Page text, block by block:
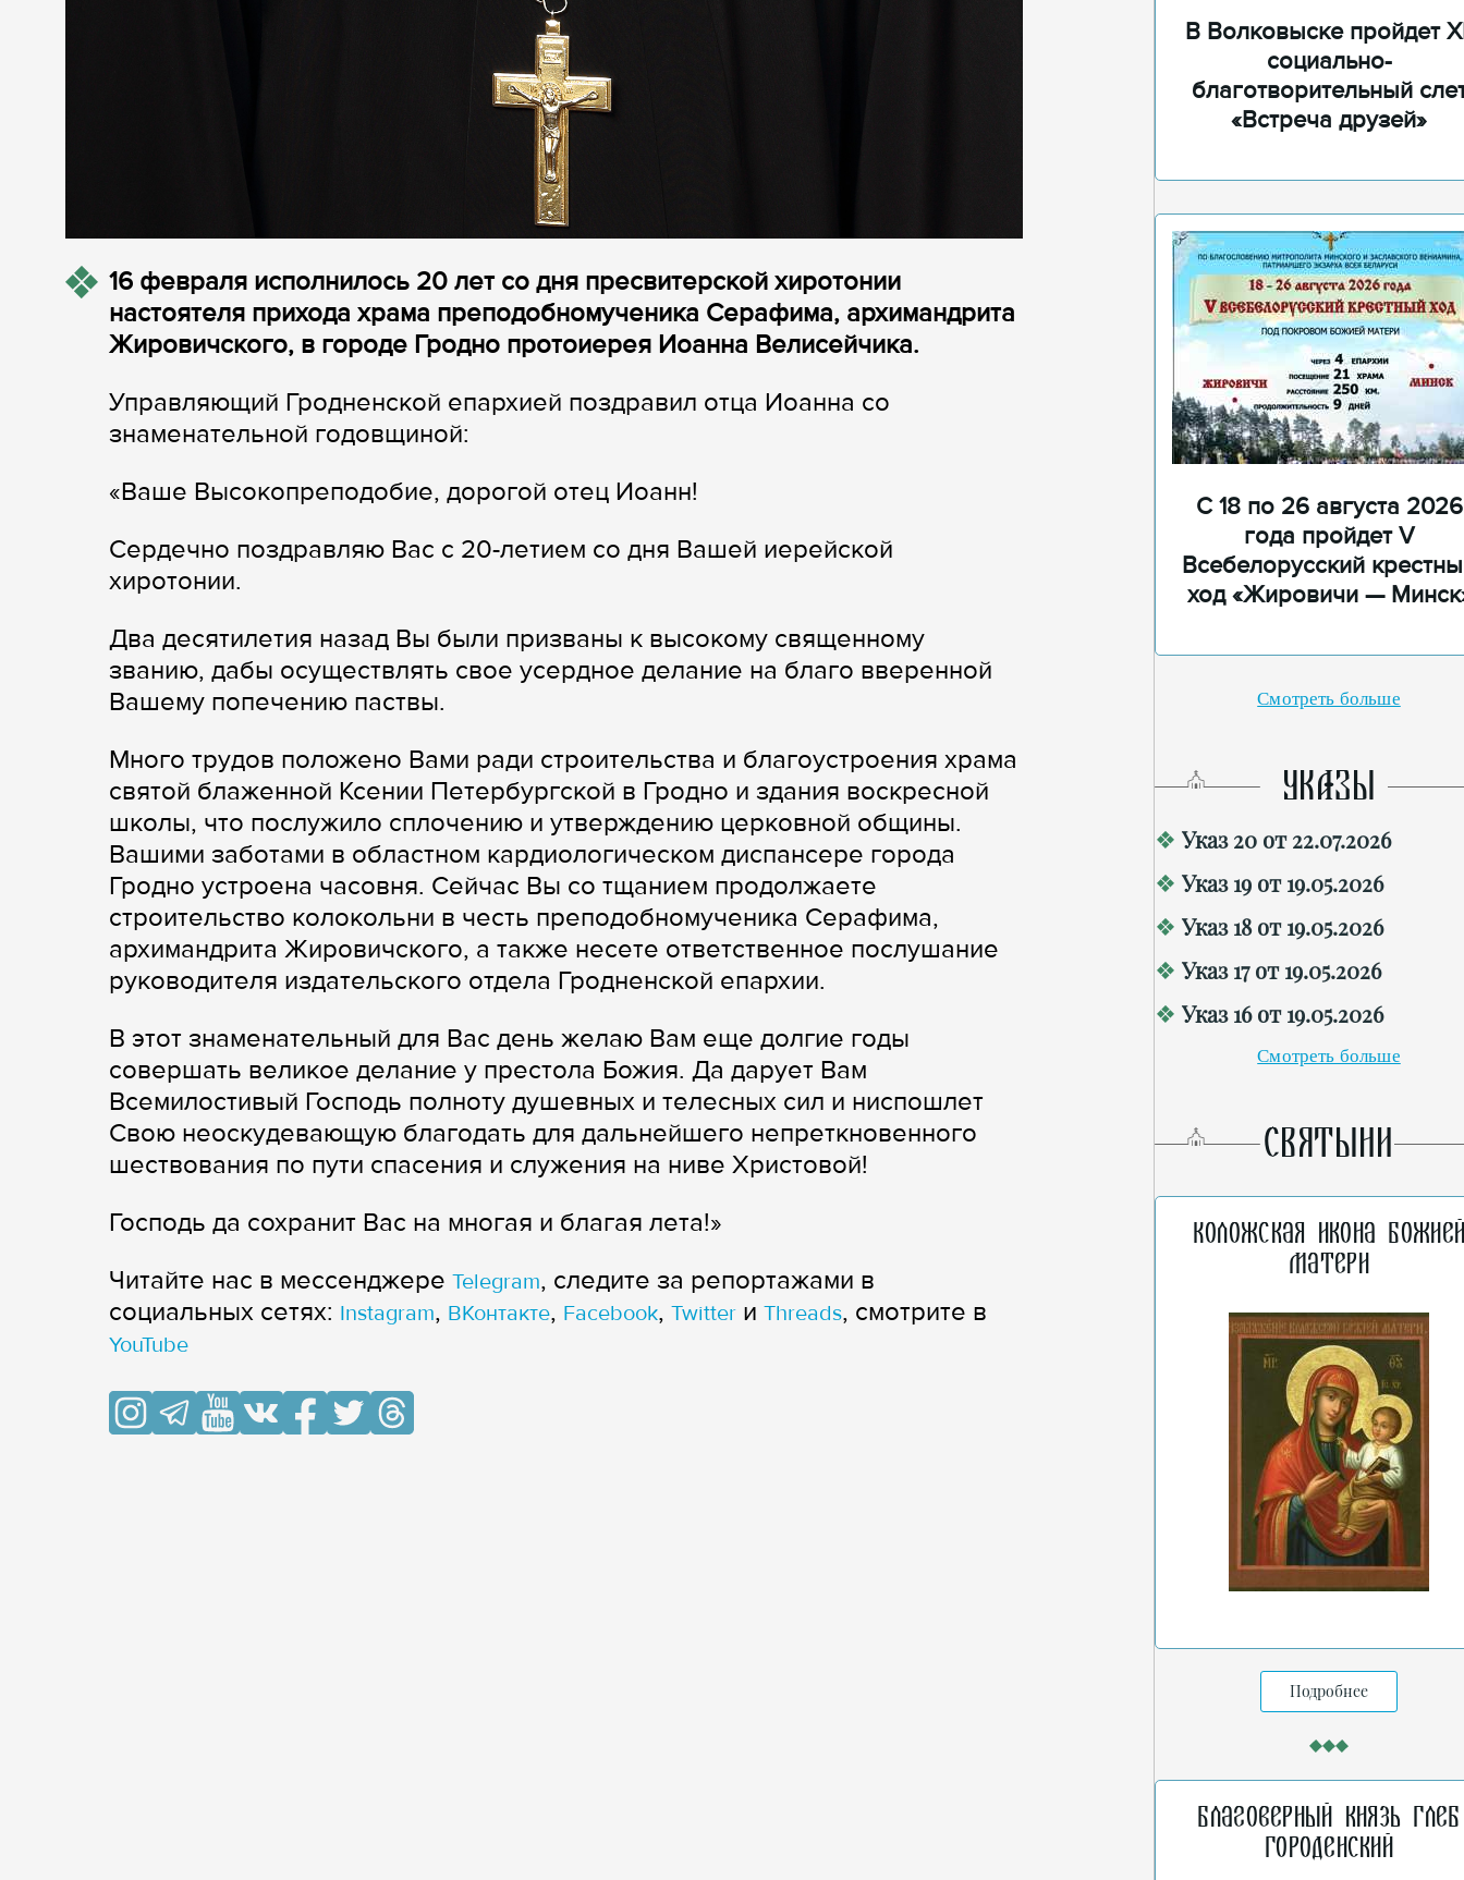
16 февраля исполнилось 20 лет со дня пресвитерской хиротонии
настоятеля прихода храма преподобномученика Серафима, архимандрита
Жировичского, в городе Гродно протоиерея Иоанна Велисейчика.
Управляющий Гродненской епархией поздравил отца Иоанна со
знаменательной годовщиной:
«Ваше Высокопреподобие, дорогой отец Иоанн!
Сердечно поздравляю Вас с 20-летием со дня Вашей иерейской
хиротонии.
Два десятилетия назад Вы были призваны к высокому священному
званию, дабы осуществлять свое усердное делание на благо вверенной
Вашему попечению паствы.
Много трудов положено Вами ради строительства и благоустроения храма
святой блаженной Ксении Петербургской в Гродно и здания воскресной
школы, что послужило сплочению и утверждению церковной общины.
Вашими заботами в областном кардиологическом диспансере города
Гродно устроена часовня. Сейчас Вы со тщанием продолжаете
строительство колокольни в честь преподобномученика Серафима,
архимандрита Жировичского, а также несете ответственное послушание
руководителя издательского отдела Гродненской епархии.
В этот знаменательный для Вас день желаю Вам еще долгие годы
совершать великое делание у престола Божия. Да дарует Вам
Всемилостивый Господь полноту душевных и телесных сил и ниспошлет
Свою неоскудевающую благодать для дальнейшего непреткновенного
шествования по пути спасения и служения на ниве Христовой!
Господь да сохранит Вас на многая и благая лета!»
Читайте нас в мессенджере Telegram, следите за репортажами в
cоциальных сетях: Instagram, ВКонтакте, Facebook, Twitter и Threads, смотрите в
YouTube
В Волковыске пройдет
социально-
благотворительный
«Встреча друзей»
С 18 по 26 августа 2026
года пройдет V
Всебелорусский
ход «Жировичи —
Смотреть больше
УКАЗЫ
Указ 20 от 22.07.2026
Указ 19 от 19.05.2026
Указ 18 от 19.05.2026
Указ 17 от 19.05.2026
Указ 16 от 19.05.2026
Смотреть больше
СВЯТЫНИ
Коложская икона
Матери
Подробнее
Благоверный князь Глеб
Городенский